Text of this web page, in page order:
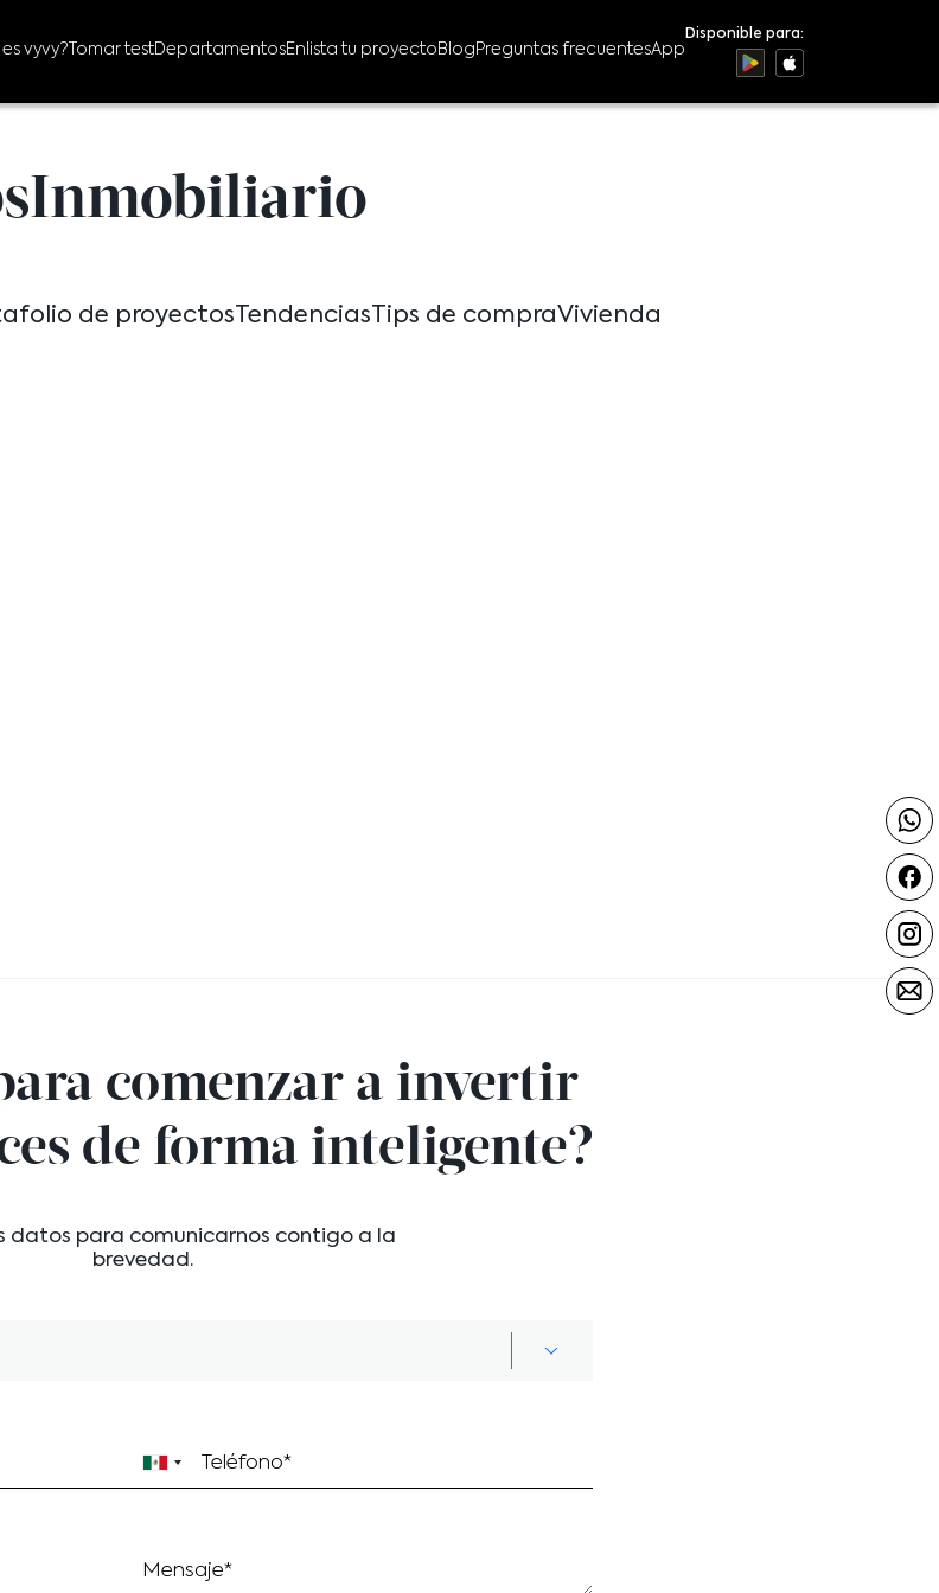
vyvy? Tomar testDepartamentosEnlista tu proyecto Blog Preguntas frecuentesApp
Disponible para:
de proyectos Tendencias Tips de compraVivienda
comenzar a invertir
de forma inteligente?
datos para comunicarnos contigo a la
brevedad.